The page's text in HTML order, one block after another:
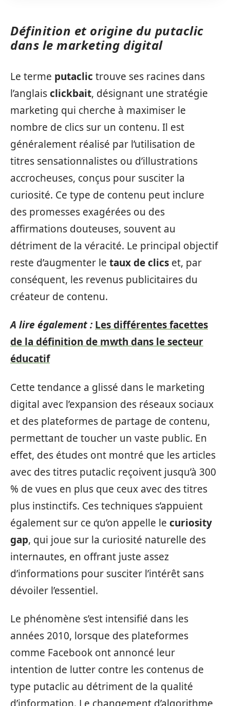
Définition et origine du putaclic
dans le marketing digital
Le terme putaclic trouve ses racines dans
l’anglaisclickbait, désignant une stratégie
marketing qui cherche à maximiser le
nombre de clics sur un contenu. Il est
généralement réalisé par l’utilisation de
titres sensationnalistes ou d’illustrations
accrocheuses, conçus pour susciter la
curiosité. Ce type de contenu peut inclure
des promesses exagérées ou des
affirmations douteuses, souvent au
détriment de la véracité. Le principal objectif
reste d’augmenter le taux de clics et, par
conséquent, les revenus publicitaires du
créateur de contenu.
A lire également : Les différentes facettes
de la définition de mwth dans le secteur
éducatif
Cette tendance a glissé dans le marketing
digital avec l’expansion des réseaux sociaux
et des plateformes de partage de contenu,
permettant de toucher un vaste public. En
effet, des études ont montré que les articles
avec des titres putaclic reçoivent jusqu’à 300
% de vues en plus que ceux avec des titres
plus instinctifs. Ces techniques s’appuient
également sur ce qu’on appelle le curiosity
gap, qui joue sur la curiosité naturelle des
internautes, en offrant juste assez
d’informations pour susciter l’intérêt sans
dévoiler l’essentiel.
Le phénomène s’est intensifié dans les
années 2010, lorsque des plateformes
comme Facebook ont annoncé leur
intention de lutter contre les contenus de
type putaclic au détriment de la qualité